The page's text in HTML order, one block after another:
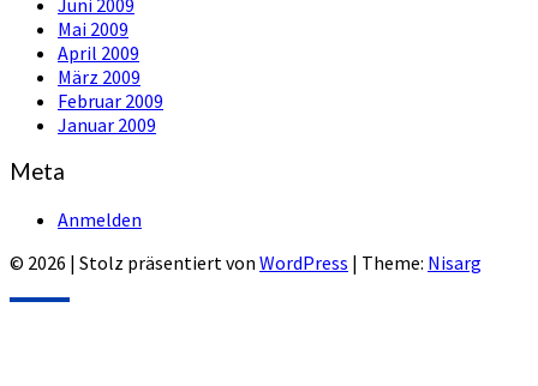
Mai 2009
April 2009
März 2009
Februar 2009
Januar 2009
Meta
Anmelden
© 2026 | Stolz präsentiert von WordPress | Theme: Nisarg